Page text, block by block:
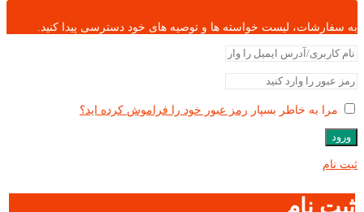
به سفارشات، لیست خواسته ها و توصیه های خود دسترسی پیدا کنید.
مرا به خاطر بسپار رمز عبور خود را فراموش کرده اید؟
ورود
ثبت نام
ثبت نام